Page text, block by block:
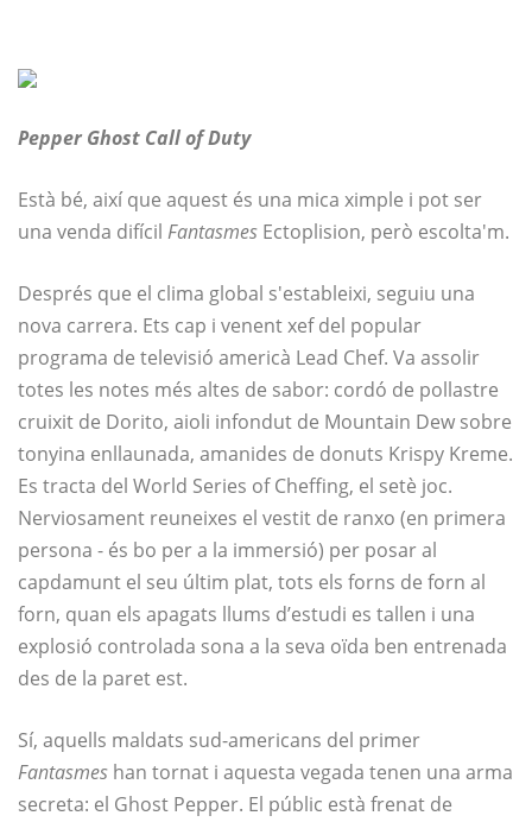
Pepper Ghost Call of Duty
Està bé, així que aquest és una mica ximple i pot ser
una venda difícil Fantasmes Ectoplision, però escolta'm.
Després que el clima global s'estableixi, seguiu una
nova carrera. Ets cap i venent xef del popular
programa de televisió americà Lead Chef. Va assolir
totes les notes més altes de sabor: cordó de pollastre
cruixit de Dorito, aioli infondut de Mountain Dew sobre
tonyina enllaunada, amanides de donuts Krispy Kreme.
Es tracta del World Series of Cheffing, el setè joc.
Nerviosament reuneixes el vestit de ranxo (en primera
persona - és bo per a la immersió) per posar al
capdamunt el seu últim plat, tots els forns de forn al
forn, quan els apagats llums d’estudi es tallen i una
explosió controlada sona a la seva oïda ben entrenada
des de la paret est.
Sí, aquells maldats sud-americans del primer
Fantasmes han tornat i aquesta vegada tenen una arma
secreta: el Ghost Pepper. El públic està frenat de